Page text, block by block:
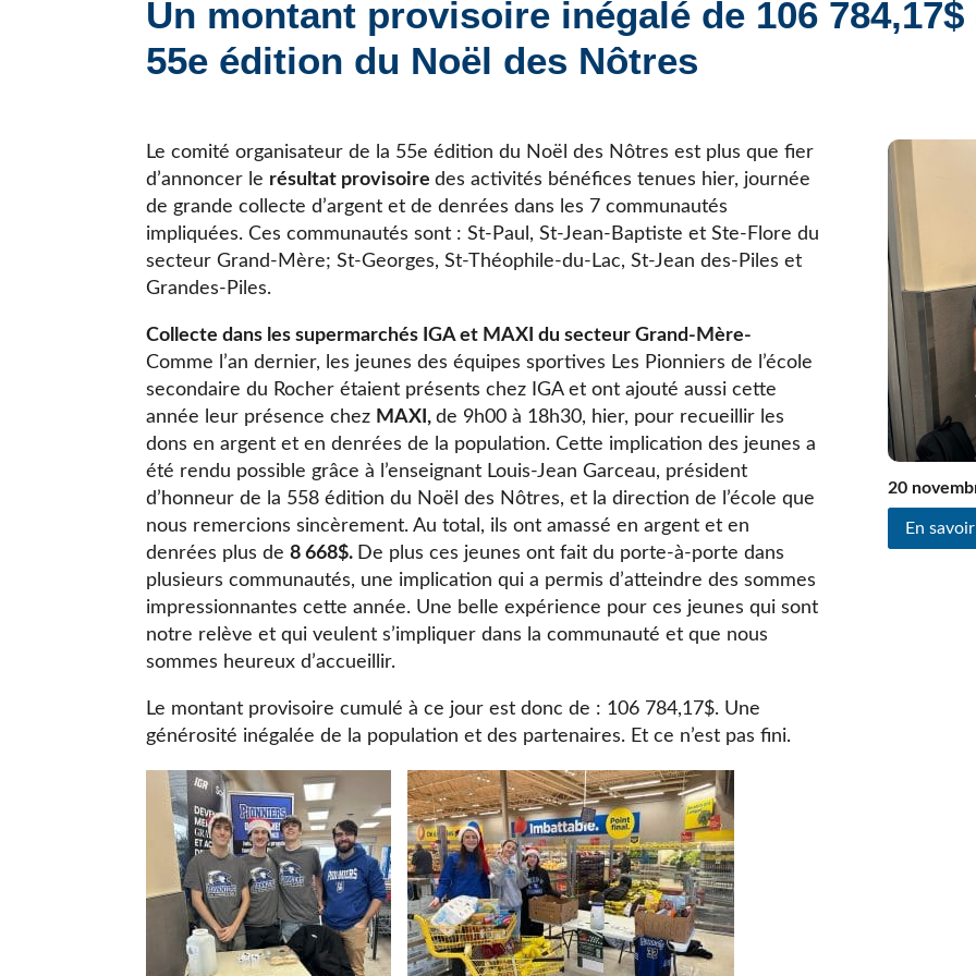
JE CHERCHE UNE ÉCOLE
Plaintes et protecteur de l’élève
Services complémentaires
Coffre à outils
École ouverte
Enseignement à la maison
Intégration linguistique, scolaire et sociale
Parents trucs pédagos et technos
Élèves internationaux
École forestière de la Tuque
Programmes offerts
Un montant provisoire inégalé de 106
55e édition du Noël des Nôtres
Le comité organisateur de la 55e édition du Noël des Nôtres est plus que fier
d’annoncer le résultat provisoiredes activités bénéfices tenues hier, journée
de grande collecte d’argent et de denrées dans les 7 communautés
impliquées. Ces communautés sont : St-Paul, St-Jean-Baptiste et Ste-Flore du
secteur Grand-Mère; St-Georges, St-Théophile-du-Lac, St-Jean­ des-Piles et
Grandes-Piles.
Collecte dans les supermarchés IGA et MAXI du secteur Grand-Mère-
Comme l’an dernier, les jeunes des équipes sportives Les Pionniers de l’école
secondaire du Rocher étaient présents chez IGA et ont ajouté aussi cette
année leur présence chez MAXI,de 9h00 à 18h30, hier, pour recueillir les
dons en argent et en denrées de la population. Cette implication des jeunes a
été rendu possible grâce à l’enseignant Louis-Jean Garceau, président
d’honneur de la 558 édition du Noël des Nôtres, et la direction de l’école que
nous remercions sincèrement. Au total, ils ont amassé en argent et en
denrées plus de8 668$. De plus ces jeunes ont fait du porte-à-porte dans
plusieurs communautés, une implication qui a permis d’atteindre des sommes
impressionnantes cette année. Une belle expérience pour ces jeunes qui sont
notre relève et qui veulent s’impliquer dans la communauté et que nous
sommes heureux d’accueillir.
Le montant provisoire cumulé à ce jour est donc de : 106 784,17$. Une
générosité inégalée de la population et des partenaires. Et ce n’est pas fini.
20
En